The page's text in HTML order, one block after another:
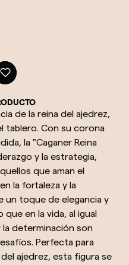
de la reina del ajedrez,
tablero. Con su corona
la "Caganer Reina
y la estrategia,
que aman el
la fortaleza y la
un toque de elegancia y
en la vida, al igual
determinación son
Perfecta para
ajedrez, esta figura se